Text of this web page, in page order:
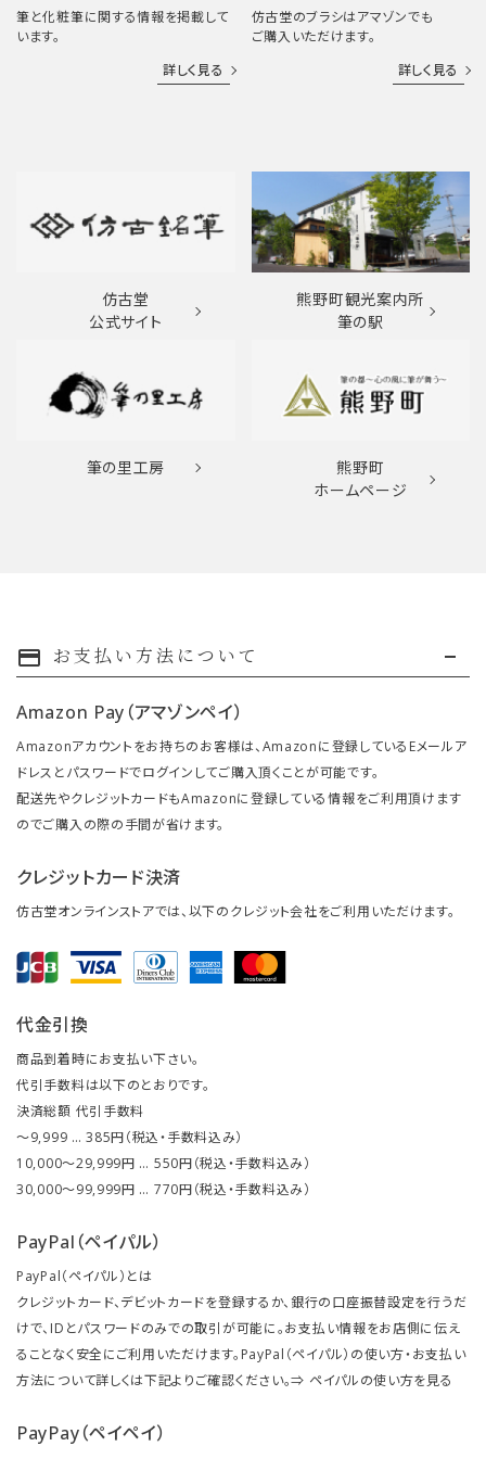
筆と化粧筆に関する情報を掲載して
います。
詳しく見る
仿古堂のブラシはアマゾンでも
ご購入いただけます。
詳しく見る
仿古堂
公式サイト
熊野町観光案内所
筆の駅
筆の里工房
熊野町
ホームページ
payment お支払い方法について
Amazon Pay（アマゾンペイ）
Amazonアカウントをお持ちのお客様は、Amazonに登録しているEメールア
ドレスとパスワードでログインしてご購入頂くことが可能です。
配送先やクレジットカードもAmazonに登録している情報をご利用頂けます
のでご購入の際の手間が省けます。
クレジットカード決済
仿古堂オンラインストアでは、以下のクレジット会社をご利用いただけます。
代金引換
商品到着時にお支払い下さい。
代引手数料は以下のとおりです。
決済総額 代引手数料
～9,999 … 385円（税込・手数料込み）
10,000～29,999円 … 550円（税込・手数料込み）
30,000～99,999円 … 770円（税込・手数料込み）
PayPal（ペイパル）
PayPal（ペイパル）とは
クレジットカード、デビットカードを登録するか、銀行の口座振替設定を行うだ
けで、IDとパスワードのみでの取引が可能に。お支払い情報をお店側に伝え
ることなく安全にご利用いただけます。PayPal（ペイパル）の使い方・お支払い
方法について詳しくは下記よりご確認ください。⇒ ペイパルの使い方を見る
PayPay（ペイペイ）